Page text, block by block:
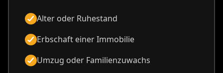
Alter oder Ruhestand
Erbschaft einer Immobilie
Umzug oder Familienzuwachs